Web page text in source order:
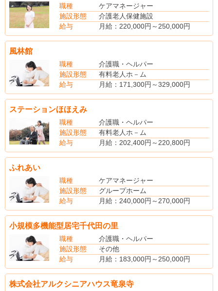
（別途手当）
役職手当
扶養手当
超過勤務手当
介護福祉士資格手当10,000円
賞与年2回
職種
ケアマネージャー
施設形態
介護老人保健施設
給与
月給：220,000円～250,000円
年収：300万円～340万円
風林館
職種
介護職・ヘルパー
施設形態
有料老人ホ－ム
給与
月給：171,300円～329,000円
（手当内訳）
扶養手当
住宅手当
通勤手当
ステーションほほえみ
職種
介護職・ヘルパー
施設形態
有料老人ホ－ム
給与
月給：202,400円～220,800円
(手当内訳)
ふれあい
職種
ケアマネージャー
施設形態
グループホーム
給与
月給：240,000円～270,000円
（手当内訳）
処遇改善手当
役職手当
小規模多機能型居宅千代田の里
職種
介護職・ヘルパー
施設形態
その他
給与
月給：183,000円～250,000円
（手当内訳）
介護手当10,000円～10,000円
株式会社アルクシニアハウス竜泉寺